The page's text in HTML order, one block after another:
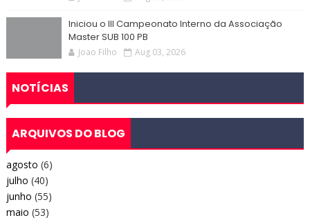
Iniciou o III Campeonato Interno da Associação
Master SUB 100 PB
Joao Filho Aug 03, 2026
NOTÍCIAS
ARQUIVOS DO BLOG
agosto (6)
julho (40)
junho (55)
maio (53)